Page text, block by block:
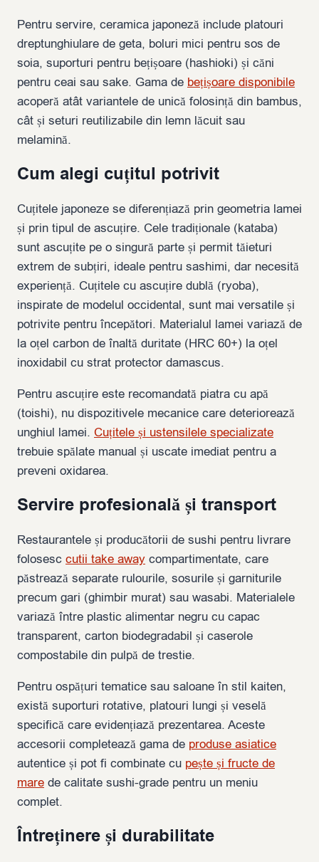
Pentru servire, ceramica japoneză include platouri
dreptunghiulare de geta, boluri mici pentru sos de
soia, suporturi pentru bețișoare (hashioki) și căni
pentru ceai sau sake. Gama de bețișoare disponibile
acoperă atât variantele de unică folosință din bambus,
cât și seturi reutilizabile din lemn lăcuit sau
melamină.
Cum alegi cuțitul potrivit
Cuțitele japoneze se diferențiază prin geometria lamei
și prin tipul de ascuțire. Cele tradiționale (kataba)
sunt ascuțite pe o singură parte și permit tăieturi
extrem de subțiri, ideale pentru sashimi, dar necesită
experiență. Cuțitele cu ascuțire dublă (ryoba),
inspirate de modelul occidental, sunt mai versatile și
potrivite pentru începători. Materialul lamei variază de
la oțel carbon de înaltă duritate (HRC 60+) la oțel
inoxidabil cu strat protector damascus.
Pentru ascuțire este recomandată piatra cu apă
(toishi), nu dispozitivele mecanice care deteriorează
unghiul lamei. Cuțitele și ustensilele specializate
trebuie spălate manual și uscate imediat pentru a
preveni oxidarea.
Servire profesională și transport
Restaurantele și producătorii de sushi pentru livrare
folosesc cutii take away compartimentate, care
păstrează separate rulourile, sosurile și garniturile
precum gari (ghimbir murat) sau wasabi. Materialele
variază între plastic alimentar negru cu capac
transparent, carton biodegradabil și caserole
compostabile din pulpă de trestie.
Pentru ospățuri tematice sau saloane în stil kaiten,
există suporturi rotative, platouri lungi și veselă
specifică care evidențiază prezentarea. Aceste
accesorii completează gama de produse asiatice
autentice și pot fi combinate cu pește și fructe de
mare de calitate sushi-grade pentru un meniu
complet.
Întreținere și durabilitate